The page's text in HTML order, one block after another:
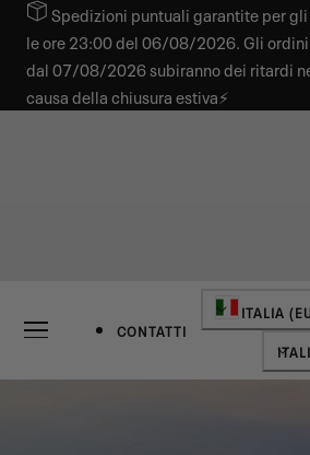
CONTENUTOSpedizioni puntuali garantite per
le ore 23:00 del 06/08/2026. Gli
dal 07/08/2026 subiranno dei ritardi
causa della chiusura estiva⚡
CONTATTI
Paese/regione
ITALIA
Lingua